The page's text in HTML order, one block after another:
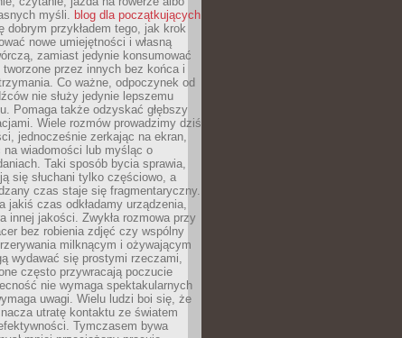
myśli. blog dla początkujących
dobrym przykładem tego, jak krok
nowe umiejętności i własną
zamiast jedynie konsumować
przez innych bez końca i
Co ważne, odpoczynek od
nie służy jedynie lepszemu
Pomaga także odzyskać głębszy
Wiele rozmów prowadzimy dziś
jednocześnie zerkając na ekran,
na wiadomości lub myśląc o
Taki sposób bycia sprawia,
się słuchani tylko częściowo, a
czas staje się fragmentaryczny.
jakiś czas odkładamy urządzenia,
innej jakości. Zwykła rozmowa przy
bez robienia zdjęć czy wspólny
milknącym i ożywającym
wydawać się prostymi rzeczami,
często przywracają poczucie
nie wymaga spektakularnych
uwagi. Wielu ludzi boi się, że
utratę kontaktu ze światem
Tymczasem bywa